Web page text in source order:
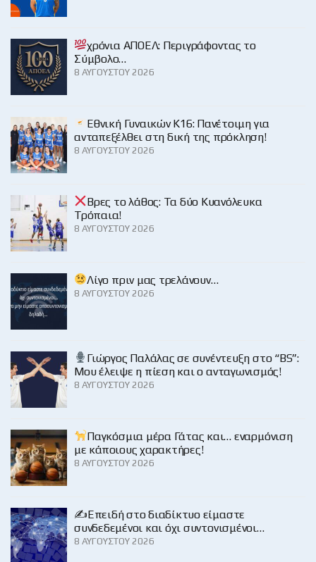
χρόνια ΑΠΟΕΛ: Περιγράφοντας το
Σύμβολο…
8 ΑΥΓΟΎΣΤΟΥ 2026
Εθνική Γυναικών Κ16: Πανέτοιμη για
ανταπεξέλθει στη δική της πρόκληση!
8 ΑΥΓΟΎΣΤΟΥ 2026
Βρες το λάθος: Τα δύο Κυανόλευκα
Τρόπαια!
8 ΑΥΓΟΎΣΤΟΥ 2026
Λίγο πριν μας τρελάνουν…
8 ΑΥΓΟΎΣΤΟΥ 2026
Γιώργος Παλάλας σε συνέντευξη στο “BS”:
Μου έλειψε η πίεση και ο ανταγωνισμός!
8 ΑΥΓΟΎΣΤΟΥ 2026
Παγκόσμια μέρα Γάτας και… εναρμόνιση
με κάποιους χαρακτήρες!
8 ΑΥΓΟΎΣΤΟΥ 2026
✍️Επειδή στο διαδίκτυο είμαστε
συνδεδεμένοι και όχι συντονισμένοι…
8 ΑΥΓΟΎΣΤΟΥ 2026